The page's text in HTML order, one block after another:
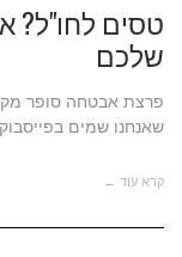
טסים לחו"ל?
שלכם
פרצת אבטחה סופר
שאנחנו שמים
קרא עוד ←